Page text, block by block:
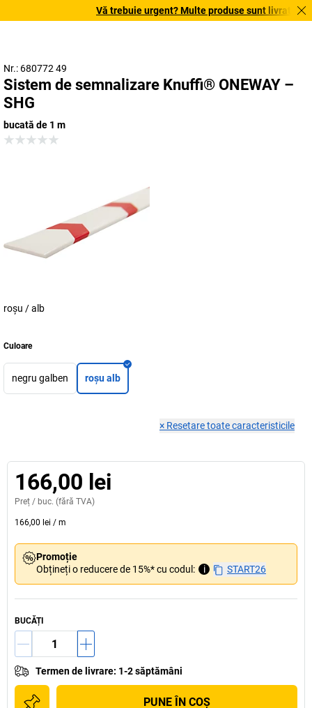
Vă trebuie urgent? Multe produse sunt livrate în
Nr.: 680772 49
Sistem de semnalizare Knuffi® ONEWAY –
SHG
bucată de 1 m
roșu / alb
Culoare
negru galben roșu alb
× Resetare toate caracteristicile
166,00 lei
Preț / buc. (fără TVA)
166,00 lei / m
Promoție
Obțineți o reducere de 15%* cu codul:
i START26
BUCĂȚI
Termen de livrare: 1-2 săptămâni
PUNE ÎN COŞ